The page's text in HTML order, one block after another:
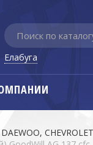
Елабуга